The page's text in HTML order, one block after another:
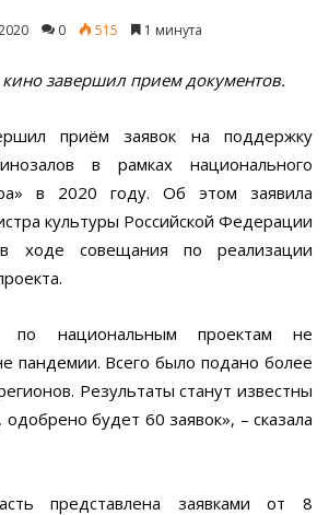
0 515 1 минута
завершил прием документов.
приём заявок на поддержку
в рамках национального
в 2020 году. Об этом заявила
культуры Российской Федерации
ходе совещания по реализации
по национальным проектам не
пандемии. Всего было подано более
Результаты станут известны
будет 60 заявок», – сказала
представлена заявками от 8